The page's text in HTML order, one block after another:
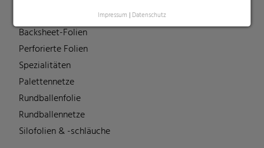
Impressum | Datenschutz
Backsheet-Folien
Perforierte Folien
Spezialitäten
Palettennetze
Rundballenfolie
Rundballennetze
Silofolien & -schläuche